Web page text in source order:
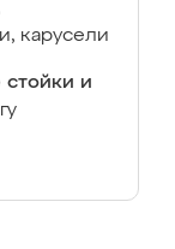
карусели
стойки и